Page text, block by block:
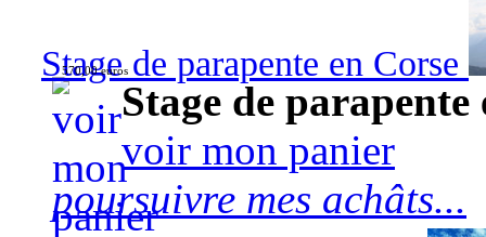
Stage de parapente en Corse
570,00 euros
Stage de
voir mon panier
poursuivre mes achâts...